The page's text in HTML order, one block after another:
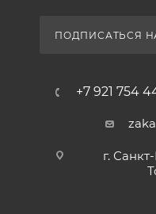
ПОДПИСАТЬСЯ
+7 921 754
г.